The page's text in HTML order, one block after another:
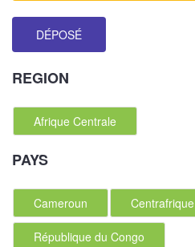
DÉPOSÉ
REGION
Afrique Centrale
PAYS
Cameroun Centrafrique
République du Congo